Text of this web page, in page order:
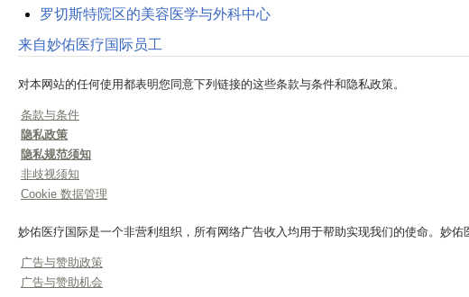
罗切斯特院区的美容医学与外科中心
来自妙佑医疗国际员工
对本网站的任何使用都表明您同意下列链接的这些条款与条件和隐私政策。
条款与条件
隐私政策
隐私规范须知
非歧视须知
Cookie 数据管理
妙佑医疗国际是一个非营利组织，所有网络广告收入均用于帮助实现我们的使命。妙佑
广告与赞助政策
广告与赞助机会